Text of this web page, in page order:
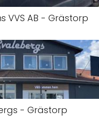
VVS AB - Grästorp
- Grästorp